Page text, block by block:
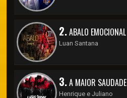
2.ABALO EMOCIONAL
Luan Santana
3.A MAIOR SAUDADE
Henrique e Juliano